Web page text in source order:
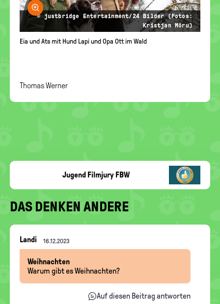
Bild vergrößern
© justbridge Entertainment/24 Bilder (Fotos:
Kristjan Mõru)
Eia und Ats mit Hund Lapi und Opa Ott im Wald
Thomas Werner
DAS DENKEN ANDERE
Nachrichten-
Thread
Landi 16.12.2023
Weihnachten
Warum gibt es Weihnachten?
Auf diesen Beitrag antworten
Jugend Filmjury FBW